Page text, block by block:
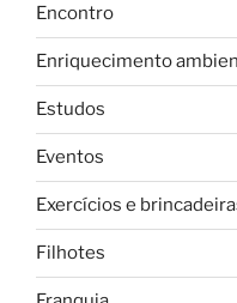
Encontro
Enriquecimento
Estudos
Eventos
Exercícios e
Filhotes